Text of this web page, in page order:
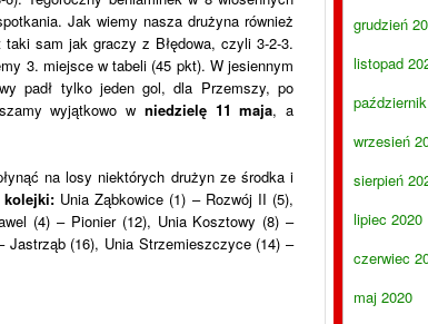
Jak wiemy nasza drużyna również
sam jak graczy z Błędowa, czyli 3-2-3.
3. miejsce w tabeli (45 pkt). W jesiennym
padł tylko jeden gol, dla Przemszy, po
wyjątkowo w niedzielę 11 maja, a
na losy niektórych drużyn ze środka i
kolejki: Unia Ząbkowice (1) – Rozwój II (5),
(4) – Pionier (12), Unia Kosztowy (8) –
Jastrząb (16), Unia Strzemieszczyce (14) –
grudzień
listopad
wrzesień
sierpień
lipiec 2020
czerwiec
maj 2020